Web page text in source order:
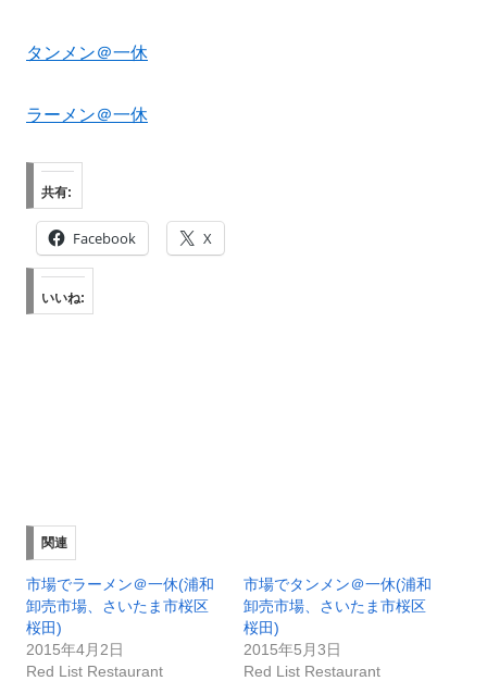
タンメン＠一休
ラーメン＠一休
共有:
Facebook X
いいね:
関連
市場でラーメン＠一休(浦和
卸売市場、さいたま市桜区
桜田)
2015年4月2日
Red List Restaurant
市場でタンメン＠一休(浦和
卸売市場、さいたま市桜区
桜田)
2015年5月3日
Red List Restaurant